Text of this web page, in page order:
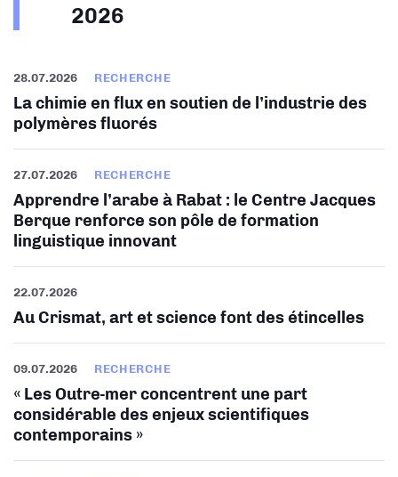
2026
28.07.2026 RECHERCHE
La chimie en flux en soutien de l’industrie des
polymères fluorés
27.07.2026 RECHERCHE
Apprendre l’arabe à Rabat : le Centre Jacques
Berque renforce son pôle de formation
linguistique innovant
22.07.2026
Au Crismat, art et science font des étincelles
09.07.2026 RECHERCHE
« Les Outre-mer concentrent une part
considérable des enjeux scientifiques
contemporains »